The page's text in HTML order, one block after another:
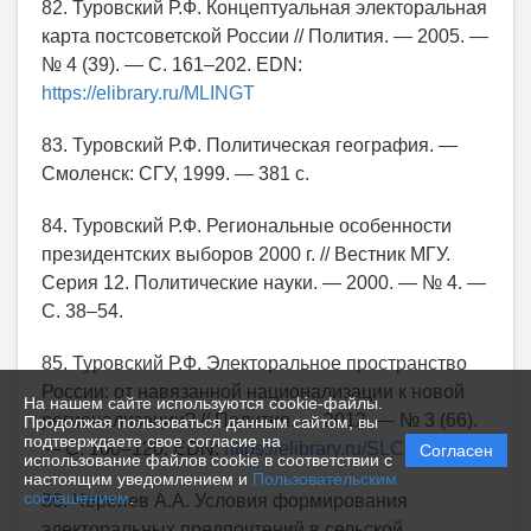
На нашем сайте используются cookie-файлы.
Продолжая пользоваться данным сайтом, вы
подтверждаете свое согласие на
использование файлов cookie в соответствии с
настоящим уведомлением и Пользовательским
соглашением.
Согласен
82. Туровский Р.Ф. Концептуальная электоральная
карта постсоветской России // Полития. — 2005. —
№ 4 (39). — С. 161–202. EDN:
https://elibrary.ru/MLINGT
83. Туровский Р.Ф. Политическая география. —
Смоленск: СГУ, 1999. — 381 с.
84. Туровский Р.Ф. Региональные особенности
президентских выборов 2000 г. // Вестник МГУ.
Серия 12. Политические науки. — 2000. — № 4. —
С. 38–54.
85. Туровский Р.Ф. Электоральное пространство
России: от навязанной национализации к новой
регионализации? // Полития. — 2012. — № 3 (66).
— С. 100–120. EDN:https://elibrary.ru/SLCEKJ
86. Черенев А.А. Условия формирования